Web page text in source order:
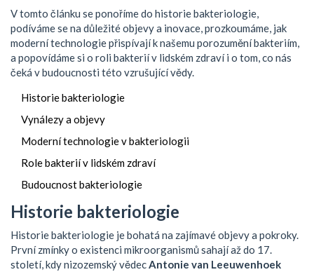
V tomto článku se ponoříme do historie bakteriologie,
podíváme se na důležité objevy a inovace, prozkoumáme, jak
moderní technologie přispívají k našemu porozumění bakteriím,
a popovídáme si o roli bakterií v lidském zdraví i o tom, co nás
čeká v budoucnosti této vzrušující vědy.
Historie bakteriologie
Vynálezy a objevy
Moderní technologie v bakteriologii
Role bakterií v lidském zdraví
Budoucnost bakteriologie
Historie bakteriologie
Historie bakteriologie je bohatá na zajímavé objevy a pokroky.
První zmínky o existenci mikroorganismů sahají až do 17.
století, kdy nizozemský vědecAntonie van Leeuwenhoek